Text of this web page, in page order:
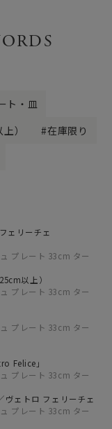
ト・皿
）
在庫限り
ェリーチェ
プレート 33cm ター
以上）
プレート 33cm ター
プレート 33cm ター
Felice」
プレート 33cm ター
ェトロ フェリーチェ
プレート 33cm ター